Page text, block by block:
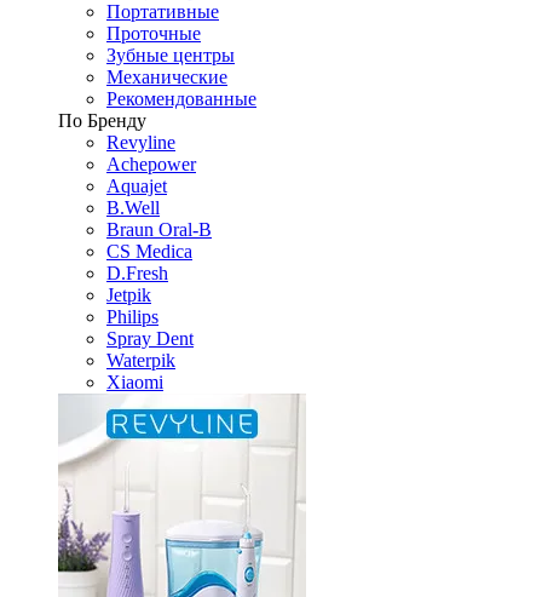
Портативные
Проточные
Зубные центры
Механические
Рекомендованные
По Бренду
Revyline
Achepower
Aquajet
B.Well
Braun Oral-B
CS Medica
D.Fresh
Jetpik
Philips
Spray Dent
Waterpik
Xiaomi